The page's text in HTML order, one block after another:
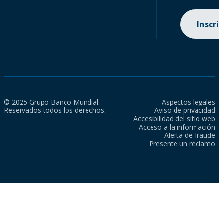
© 2025 Grupo Banco Mundial.
Reservados todos los derechos.
Aspectos legales
Aviso de privacidad
Accesibilidad del sitio web
Acceso a la información
Alerta de fraude
Presente un reclamo